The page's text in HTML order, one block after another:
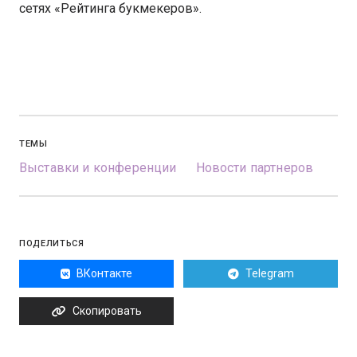
сетях «Рейтинга букмекеров».
ТЕМЫ
Выставки и конференции Новости партнеров
ПОДЕЛИТЬСЯ
ВКонтакте Telegram
Скопировать